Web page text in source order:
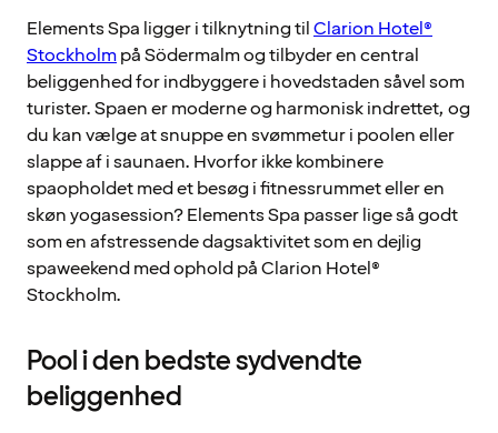
Elements Spa ligger i tilknytning tilClarion Hotel®
Stockholmpå Södermalm og tilbyder en central
beliggenhed for indbyggere i hovedstaden såvel som
turister. Spaen er moderne og harmonisk indrettet, og
du kan vælge at snuppe en svømmetur i poolen eller
slappe af i saunaen. Hvorfor ikke kombinere
spaopholdet med et besøg i fitnessrummet eller en
skøn yogasession? Elements Spa passer lige så godt
som en afstressende dagsaktivitet som en dejlig
spaweekend med ophold på Clarion Hotel®
Stockholm.
Pool i den bedste sydvendte
beliggenhed